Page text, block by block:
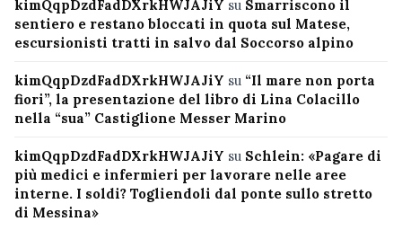
kimQqpDzdFadDXrkHWJAJiY su Smarriscono il
sentiero e restano bloccati in quota sul Matese,
escursionisti tratti in salvo dal Soccorso alpino
kimQqpDzdFadDXrkHWJAJiY su “Il mare non porta
fiori”, la presentazione del libro di Lina Colacillo
nella “sua” Castiglione Messer Marino
kimQqpDzdFadDXrkHWJAJiY su Schlein: «Pagare di
più medici e infermieri per lavorare nelle aree
interne. I soldi? Togliendoli dal ponte sullo stretto
di Messina»